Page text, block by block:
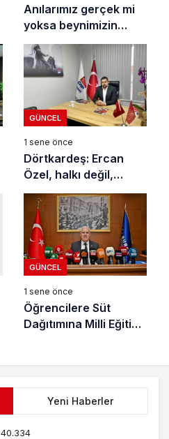
Anılarımız gerçek mi
yoksa beynimizin
oyunu mu?
GÜNCEL
1 sene önce
Dörtkardeş: Ercan
Özel, halkı değil,
kendini
kandırmaktadır
GÜNCEL
1 sene önce
Öğrencilere Süt
Dağıtımına Milli Eğitim
Yeni Haberler
40.334